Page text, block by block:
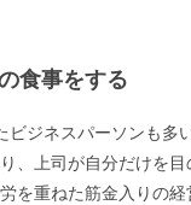
食事をする
ビジネスパーソンも多
、上司が自分だけを
を重ねた筋金入りの